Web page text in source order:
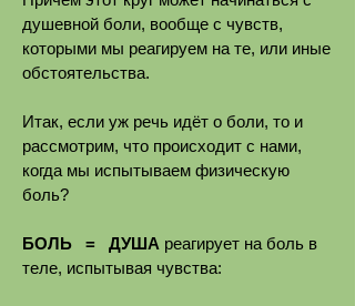
душевной боли, вообще с чувств,
которыми мы реагируем на те, или иные
обстоятельства.
Итак, если уж речь идёт о боли, то и
рассмотрим, что происходит с нами,
когда мы испытываем физическую
боль?
БОЛЬ = ДУША реагирует на боль в
теле, испытывая чувства: